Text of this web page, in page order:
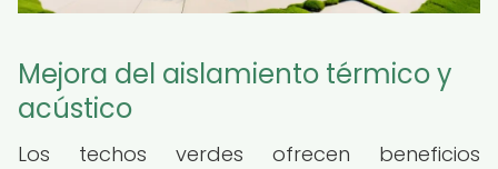
Mejora del aislamiento térmico y
acústico
Los techos verdes ofrecen beneficios